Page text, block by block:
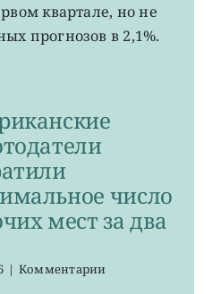
ожиданий
квартале, но не
прогнозов в 2,1%.
число
мест за два
| Комментариик